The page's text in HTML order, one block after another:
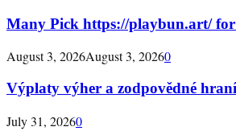
Many Pick https://playbun.art/
August 3, 2026August 3, 20260
Výplaty výher a zodpovědné
July 31, 20260